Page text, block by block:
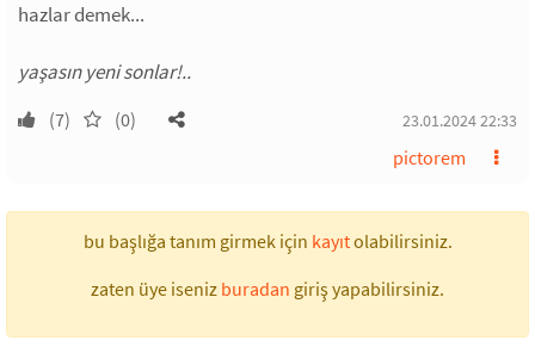
hazlar demek...
yaşasın yeni sonlar!..
(7) (0) 23.01.2024 22:33
pictorem
bu başlığa tanım girmek için kayıtolabilirsiniz.
zaten üye iseniz buradan giriş yapabilirsiniz.